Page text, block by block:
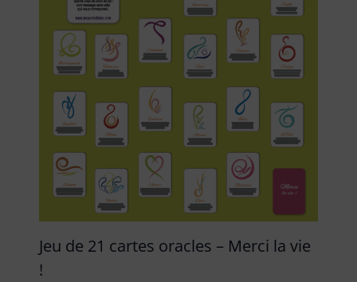
Jeu de 21 cartes oracles – Merci la vie
!